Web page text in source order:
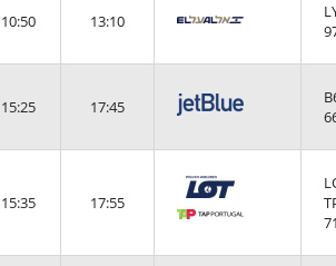
10:50 13:10
15:25 17:45
15:35 17:55